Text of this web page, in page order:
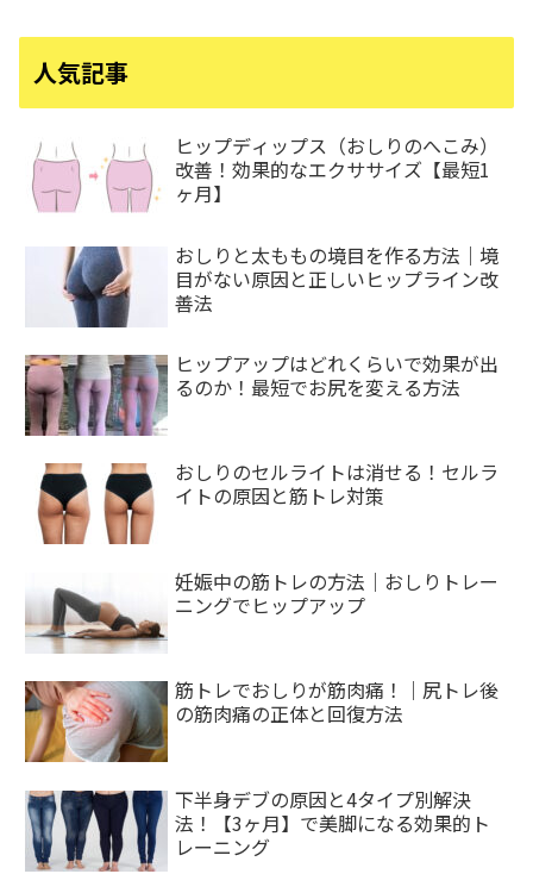
人気記事
ヒップディップス（おしりのへこみ）
改善！効果的なエクササイズ【最短1
ヶ月】
おしりと太ももの境目を作る方法｜境
目がない原因と正しいヒップライン改
善法
ヒップアップはどれくらいで効果が出
るのか！最短でお尻を変える方法
おしりのセルライトは消せる！セルラ
イトの原因と筋トレ対策
妊娠中の筋トレの方法｜おしりトレー
ニングでヒップアップ
筋トレでおしりが筋肉痛！｜尻トレ後
の筋肉痛の正体と回復方法
下半身デブの原因と4タイプ別解決
法！【3ヶ月】で美脚になる効果的ト
レーニング